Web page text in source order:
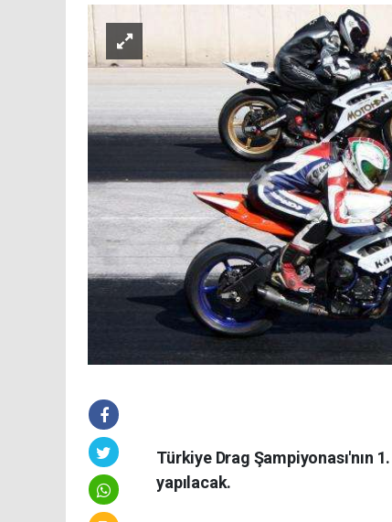
Türkiye Drag Şampiyonası'nın
yapılacak.